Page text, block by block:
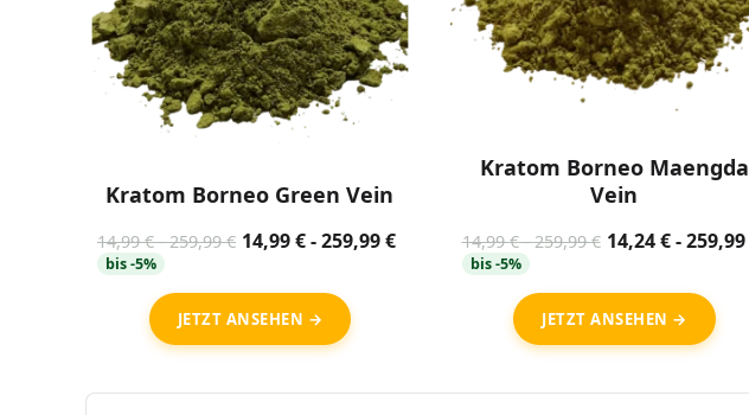
Kratom Borneo Green Vein
14,99€-259,99€ 14,99€-259,99€
bis -5%
JETZT ANSEHEN →
Kratom Borneo Maengda
Vein
14,99€-259,99€ 14,24€-259,99
bis -5%
JETZT ANSEHEN →